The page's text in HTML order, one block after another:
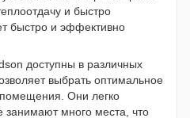
и быстро
быстро и эффективно
доступны в различных
выбрать оптимальное
Они легко
занимают много места, что